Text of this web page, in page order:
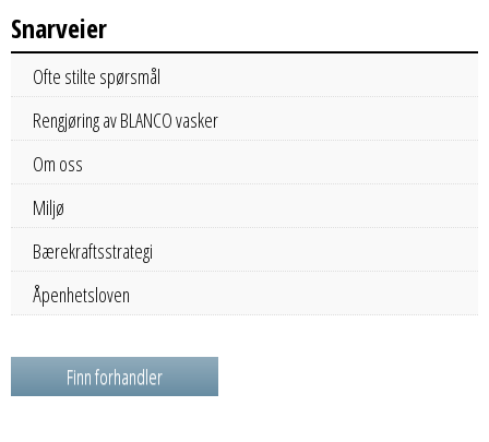
Snarveier
Ofte stilte spørsmål
Rengjøring av BLANCO vasker
Om oss
Miljø
Bærekraftsstrategi
Åpenhetsloven
Finn forhandler